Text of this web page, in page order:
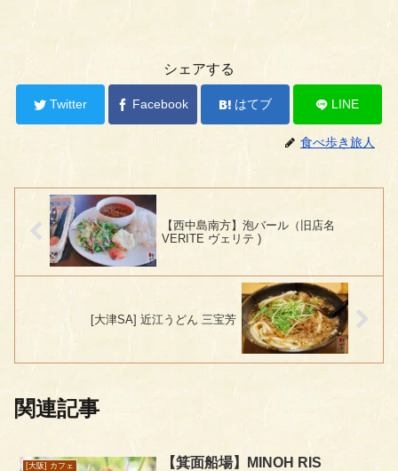
シェアする
Twitter Facebook はてブ LINE
食べ歩き旅人
【西中島南方】泡バール（旧店名
VERITE ヴェリテ )
[大津SA] 近江うどん 三宝芳
関連記事
[大阪] カフェ
【箕面船場】MINOH RIS